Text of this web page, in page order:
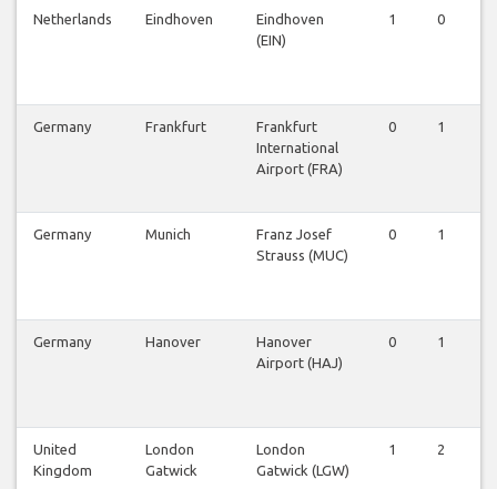
Netherlands Eindhoven
Eindhoven
(EIN)
1 0
Germany Frankfurt
Frankfurt
International
Airport (FRA)
0 1
Germany Munich
Franz Josef
Strauss (MUC)
0 1
Germany Hanover
Hanover
Airport (HAJ)
0 1
United
Kingdom
London
Gatwick
London
Gatwick (LGW)
1 2